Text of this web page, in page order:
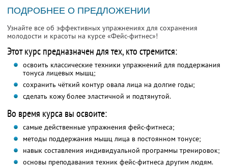
ПОДРОБНЕЕ О ПРЕДЛОЖЕНИИ
Узнайте все об эффективных упражнениях для сохранения
молодости и красоты на курсе «Фейс-фитнес»!
Этот курс предназначен для тех, кто стремится:
освоить классические техники упражнений для поддержания
тонуса лицевых мышц;
сохранить чёткий контур овала лица на долгие годы;
сделать кожу более эластичной и подтянутой.
Во время курса вы освоите:
самые действенные упражнения фейс-фитнеса;
методы поддержания мышц лица в постоянном тонусе;
навык составления индивидуальной программы тренировок;
основы преподавания техник фейс-фитнеса другим людям.